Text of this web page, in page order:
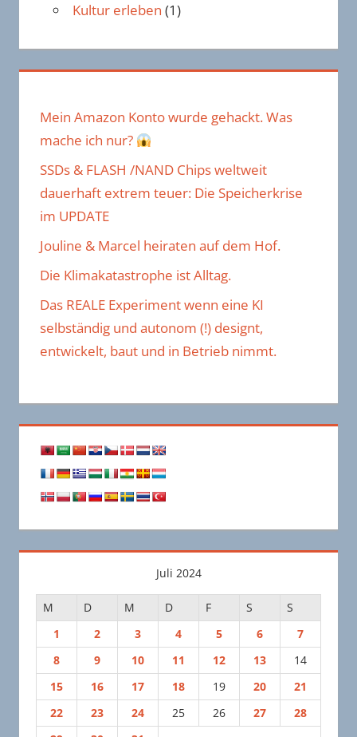
Kultur erleben (1)
Mein Amazon Konto wurde gehackt. Was
mache ich nur?
SSDs & FLASH /NAND Chips weltweit
dauerhaft extrem teuer: Die Speicherkrise
im UPDATE
Jouline & Marcel heiraten auf dem Hof.
Die Klimakatastrophe ist Alltag.
Das REALE Experiment wenn eine KI
selbständig und autonom (!) designt,
entwickelt, baut und in Betrieb nimmt.
Juli 2024
M D M D F S
S
1
2 3 4 5 6
7
8
9 10 11 12 13
14
15
16 17 18 19 20
21
22
23 24 25 26 27
28